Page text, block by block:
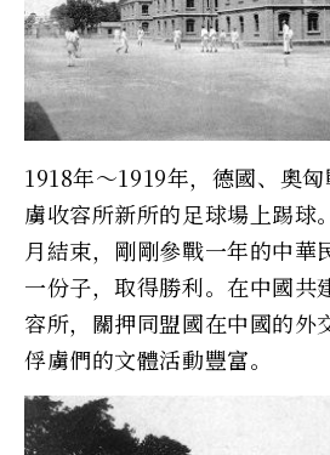
1918年～1919年，德國、奧
虜收容所新所的足球場上踢球
月結束，剛剛參戰一年的中華
一份子，取得勝利。在中國共
容所，關押同盟國在中國的外
俘虜們的文體活動豐富。